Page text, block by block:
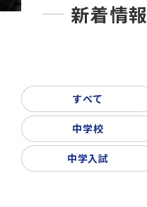
高校入試
お問い合わせ・資料請求
リンク集
新着情報
すべて
中学校
中学入試